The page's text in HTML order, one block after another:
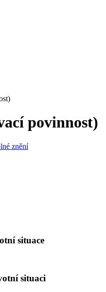
povinnost)
znění
situace
situaci